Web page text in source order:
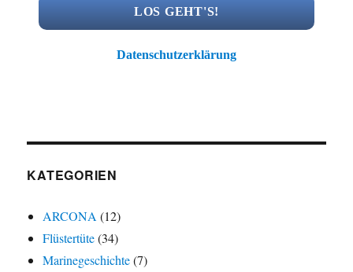
Datenschutzerklärung
KATEGORIEN
ARCONA (12)
Flüstertüte(34)
Marinegeschichte(7)